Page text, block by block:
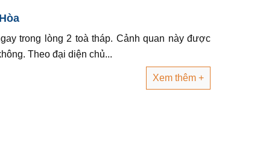
trong lòng 2 toà tháp. Cảnh quan này được
Theo đại diện chủ...
Xem thêm +